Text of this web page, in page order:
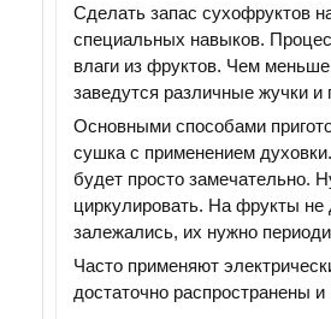
Сделать запас сухофруктов
специальных навыков.
влаги из фруктов. Чем
заведутся различные жучки и
Основными способами
сушка с применением
будет просто замечательно.
циркулировать. На фрукты
залежались, их нужно
Часто применяют
достаточно распространены